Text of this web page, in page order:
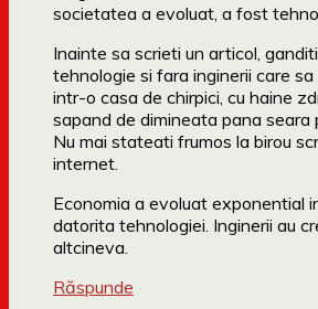
societatea a evoluat, a fost
Inainte sa scrieti un articol,
tehnologie si fara inginerii care
intr-o casa de chirpici, cu haine
sapand de dimineata pana seara
Nu mai stateati frumos la birou
internet.
Economia a evoluat exponential
datorita tehnologiei. Inginerii au
altcineva.
Răspunde